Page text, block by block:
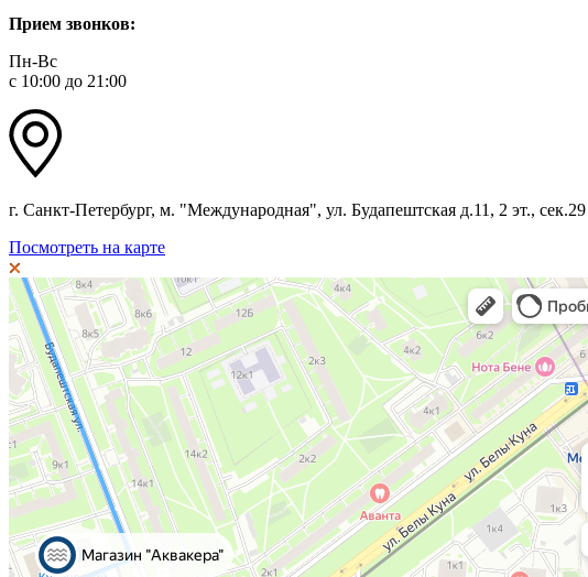
Прием звонков:
Пн-Вс
с 10:00 до 21:00
г. Санкт-Петербург, м. "Международная", ул. Будапештская д.11, 2 эт., сек.29
Посмотреть на карте